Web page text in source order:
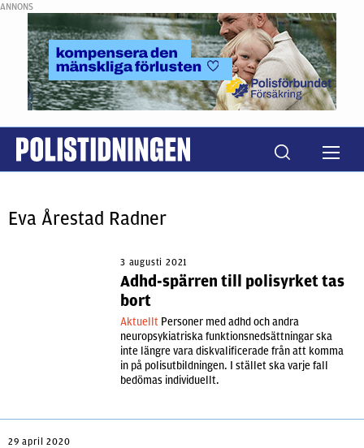
ANNONS
Eva Årestad Radner
3 augusti 2021
Adhd-spärren till polisyrket tas
bort
Aktuellt Personer med adhd och andra
neuropsykiatriska funktionsnedsättningar ska
inte längre vara diskvalificerade från att komma
in på polisutbildningen. I stället ska varje fall
bedömas individuellt.
29 april 2020